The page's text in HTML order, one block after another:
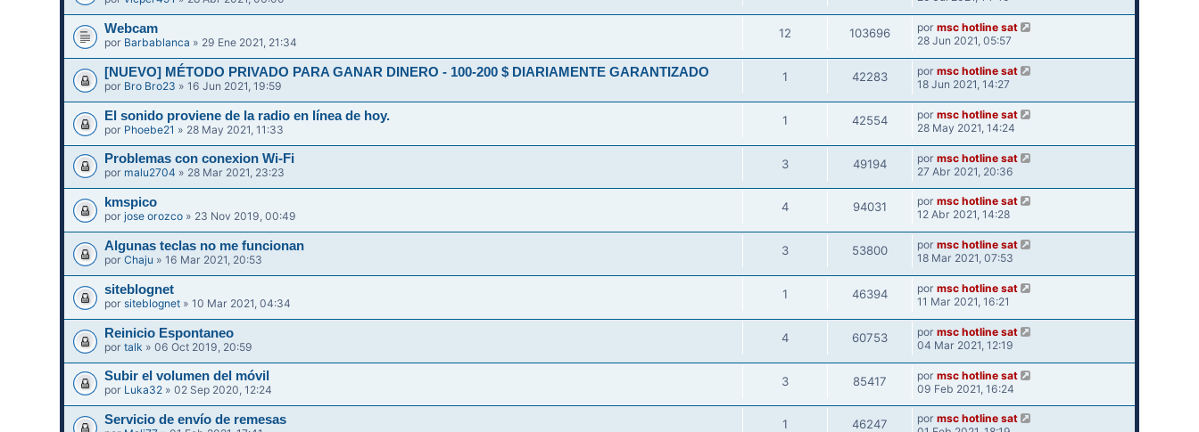
Webcam
por Barbablanca » 29 Ene 2021, 21:34
12 103696 por msc hotline sat
28 Jun 2021, 05:57
[NUEVO] MÉTODO PRIVADO PARA GANAR DINERO - 100-200 $ DIARIAMENTE GARANTIZADO
por Bro Bro23 » 16 Jun 2021, 19:59
1 42283 por msc hotline sat
18 Jun 2021, 14:27
El sonido proviene de la radio en línea de hoy.
por Phoebe21 » 28 May 2021, 11:33
1 42554 por msc hotline sat
28 May 2021, 14:24
Problemas con conexion Wi-Fi
por malu2704 » 28 Mar 2021, 23:23
3 49194 por msc hotline sat
27 Abr 2021, 20:36
kmspico
porjose orozco » 23 Nov 2019, 00:49
4 94031 por msc hotline sat
12 Abr 2021, 14:28
Algunas teclas no me funcionan
porChaju » 16 Mar 2021, 20:53
3 53800 por msc hotline sat
18 Mar 2021, 07:53
siteblognet
porsiteblognet » 10 Mar 2021, 04:34
1 46394 por msc hotline sat
11 Mar 2021, 16:21
Reinicio Espontaneo
portalk » 06 Oct 2019, 20:59
4 60753 por msc hotline sat
04 Mar 2021, 12:19
Subir el volumen del móvil
por Luka32 » 02 Sep 2020, 12:24
3 85417 por msc hotline sat
09 Feb 2021, 16:24
Servicio de envío de remesas 1 46247 por msc hotline sat